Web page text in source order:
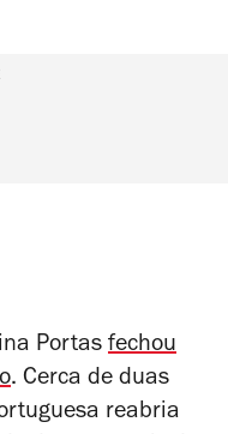
Portas fechou
. Cerca de duas
reabria